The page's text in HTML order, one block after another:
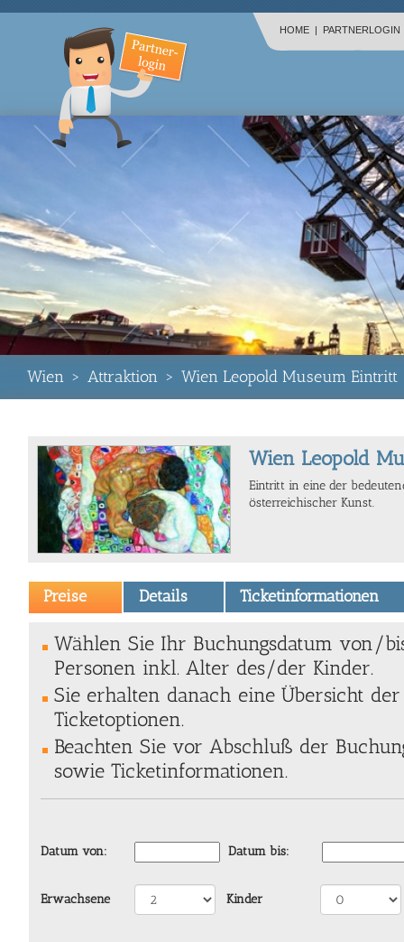
HOME | PARTNERLOGIN
Wien > Attraktion > Wien Leopold Museum Eintritt
Wien Leopold
Eintritt in eine der
österreichischer Kunst.
Preise Details Ticketinformationen
Wählen Sie Ihr Buchungsdatum von/
Personen inkl. Alter des/der Kinder.
Sie erhalten danach eine Übersicht
Ticketoptionen.
Beachten Sie vor Abschluß der
sowie Ticketinformationen.
Datum von: Datum bis:
Erwachsene Kinder